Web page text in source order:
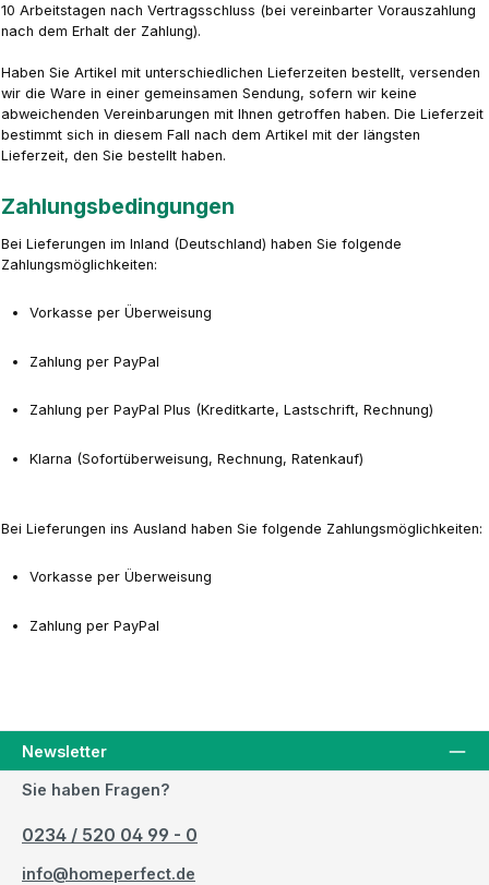
10 Arbeitstagen nach Vertragsschluss (bei vereinbarter Vorauszahlung
nach dem Erhalt der Zahlung).
Haben Sie Artikel mit unterschiedlichen Lieferzeiten bestellt, versenden
wir die Ware in einer gemeinsamen Sendung, sofern wir keine
abweichenden Vereinbarungen mit Ihnen getroffen haben. Die Lieferzeit
bestimmt sich in diesem Fall nach dem Artikel mit der längsten
Lieferzeit, den Sie bestellt haben.
Zahlungsbedingungen
Bei Lieferungen im Inland (Deutschland) haben Sie folgende
Zahlungsmöglichkeiten:
Vorkasse per Überweisung
Zahlung per PayPal
Zahlung per PayPal Plus (Kreditkarte, Lastschrift, Rechnung)
Klarna (Sofortüberweisung, Rechnung, Ratenkauf)
Bei Lieferungen ins Ausland haben Sie folgende Zahlungsmöglichkeiten:
Vorkasse per Überweisung
Zahlung per PayPal
Newsletter
Sie haben Fragen?
0234 / 520 04 99 - 0
info@homeperfect.de